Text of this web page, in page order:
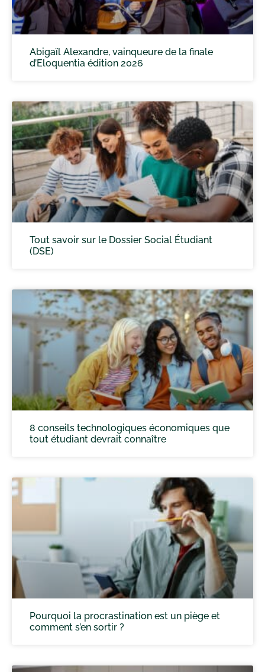
Abigaïl Alexandre, vainqueure de la finale
d’Eloquentia édition 2026
Tout savoir sur le Dossier Social Étudiant
(DSE)
8 conseils technologiques économiques que
tout étudiant devrait connaître
Pourquoi la procrastination est un piège et
comment s’en sortir ?